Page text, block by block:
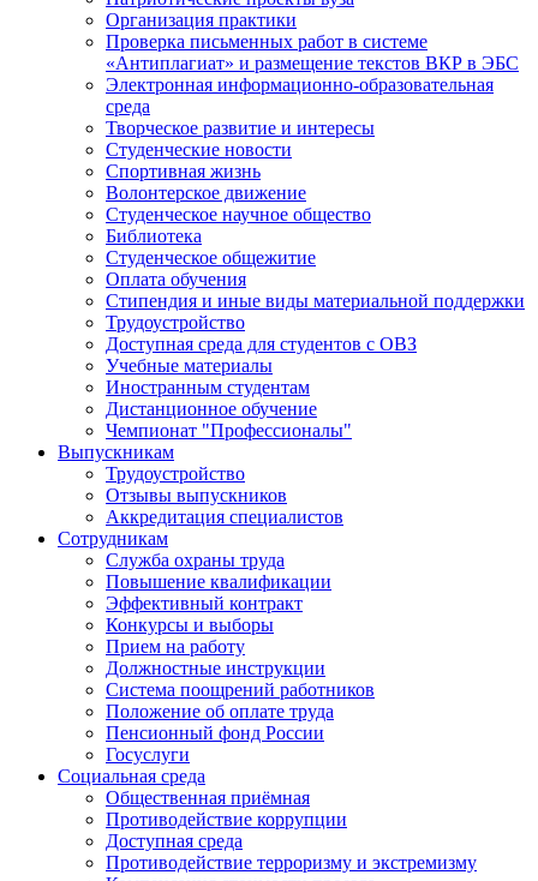
Организация практики
Проверка письменных работ в системе
«Антиплагиат» и размещение текстов ВКР в ЭБС
Электронная информационно-образовательная
среда
Творческое развитие и интересы
Студенческие новости
Спортивная жизнь
Волонтерское движение
Студенческое научное общество
Библиотека
Студенческое общежитие
Оплата обучения
Стипендия и иные виды материальной поддержки
Трудоустройство
Доступная среда для студентов с ОВЗ
Учебные материалы
Иностранным студентам
Дистанционное обучение
Чемпионат "Профессионалы"
Выпускникам
Трудоустройство
Отзывы выпускников
Аккредитация специалистов
Сотрудникам
Служба охраны труда
Повышение квалификации
Эффективный контракт
Конкурсы и выборы
Прием на работу
Должностные инструкции
Система поощрений работников
Положение об оплате труда
Пенсионный фонд России
Госуслуги
Социальная среда
Общественная приёмная
Противодействие коррупции
Доступная среда
Противодействие терроризму и экстремизму